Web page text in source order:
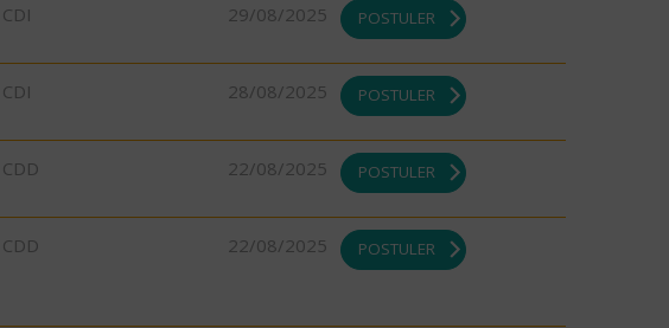
CDI 29/08/2025 POSTULER
CDI 28/08/2025 POSTULER
CDD 22/08/2025 POSTULER
CDD 22/08/2025 POSTULER